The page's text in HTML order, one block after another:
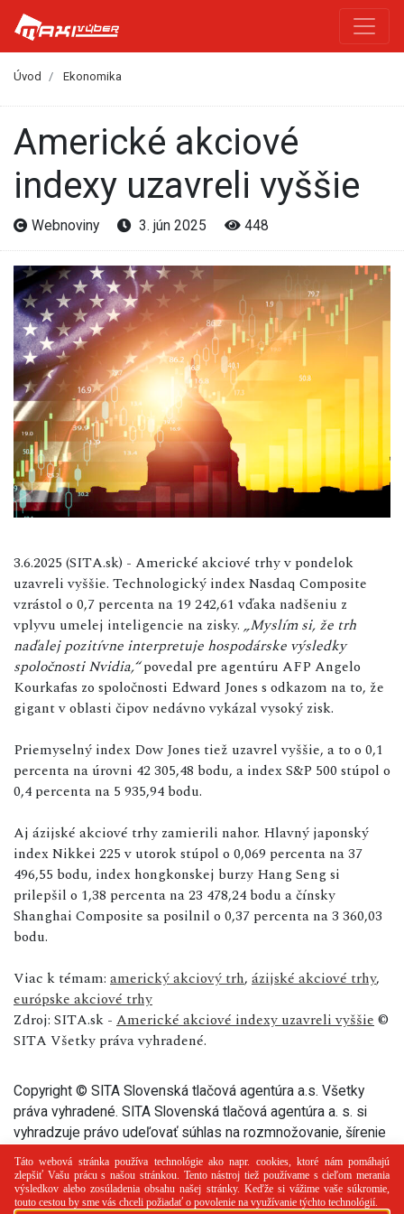
Úvod Ekonomika
Americké akciové
indexy uzavreli vyššie
Webnoviny 3. jún 2025 448
3.6.2025 (SITA.sk) - Americké akciové trhy v pondelok
uzavreli vyššie. Technologický index Nasdaq Composite
vzrástol o 0,7 percenta na 19 242,61 vďaka nadšeniu z
vplyvu umelej inteligencie na zisky. „Myslím si, že trh
naďalej pozitívne interpretuje hospodárske výsledky
spoločnosti Nvidia,“povedal pre agentúru AFP Angelo
Kourkafas zo spoločnosti Edward Jones s odkazom na to, že
gigant v oblasti čipov nedávno vykázal vysoký zisk.
Priemyselný index Dow Jones tiež uzavrel vyššie, a to o 0,1
percenta na úrovni 42 305,48 bodu, a index S&P 500 stúpol o
0,4 percenta na 5 935,94 bodu.
Aj ázijské akciové trhy zamierili nahor. Hlavný japonský
index Nikkei 225 v utorok stúpol o 0,069 percenta na 37
496,55 bodu, index hongkonskej burzy Hang Seng si
prilepšil o 1,38 percenta na 23 478,24 bodu a čínsky
Shanghai Composite sa posilnil o 0,37 percenta na 3 360,03
bodu.
Viac k témam: americký akciový trh, ázijské akciové trhy,
európske akciové trhy
Zdroj: SITA.sk - Americké akciové indexy uzavreli vyššie ©
SITA Všetky práva vyhradené.
Copyright © SITA Slovenská tlačová agentúra a.s. Všetky
práva vyhradené. SITA Slovenská tlačová agentúra a. s. si
vyhradzuje právo udeľovať súhlas na rozmnožovanie, šírenie